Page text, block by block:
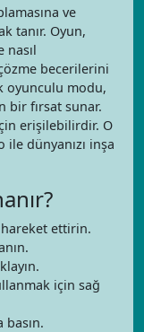
ve
tanır. Oyun,
nasıl
becerilerini
oyunculu modu,
bir fırsat sunar.
erişilebilirdir. O
dünyanızı inşa
hareket ettirin.
için sağ